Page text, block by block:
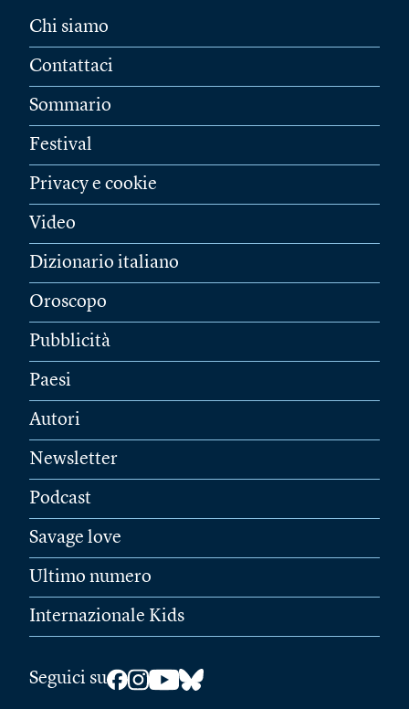
Chi siamo
Contattaci
Sommario
Festival
Privacy e cookie
Video
Dizionario italiano
Oroscopo
Pubblicità
Paesi
Autori
Newsletter
Podcast
Savage love
Ultimo numero
Internazionale Kids
Seguici su